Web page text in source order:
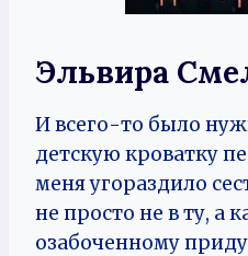
Эльвира
И всего-то было
детскую кроватку
меня угораздило
не просто не в ту, а
озабоченному